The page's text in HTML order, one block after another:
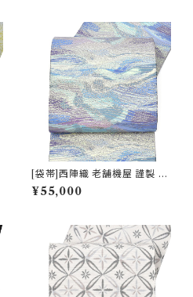
[袋帯]西陣織 老舗機屋 謹製 金
華山織 正絹 日本製(商品番号:2
2460)
¥55,000